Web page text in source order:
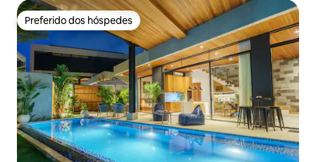
Preferido dos hóspedes
Preferido dos hóspedes